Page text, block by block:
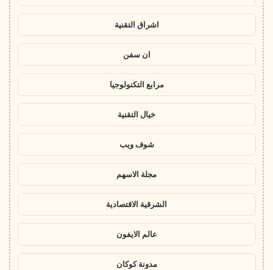
اشراق التقنية
ان سفن
مرابع التكنولوجيا
خيال التقنية
شوف ويب
مجلة الاسهم
الشرقية الاقتصادية
عالم الايفون
مدونة كوكان